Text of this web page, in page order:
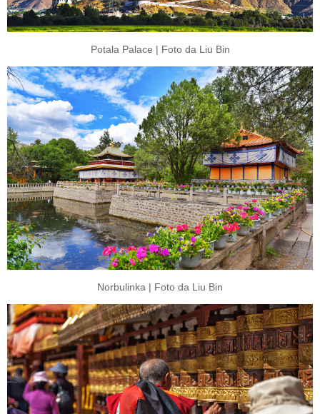
Potala Palace | Foto da Liu Bin
Norbulinka | Foto da Liu Bin